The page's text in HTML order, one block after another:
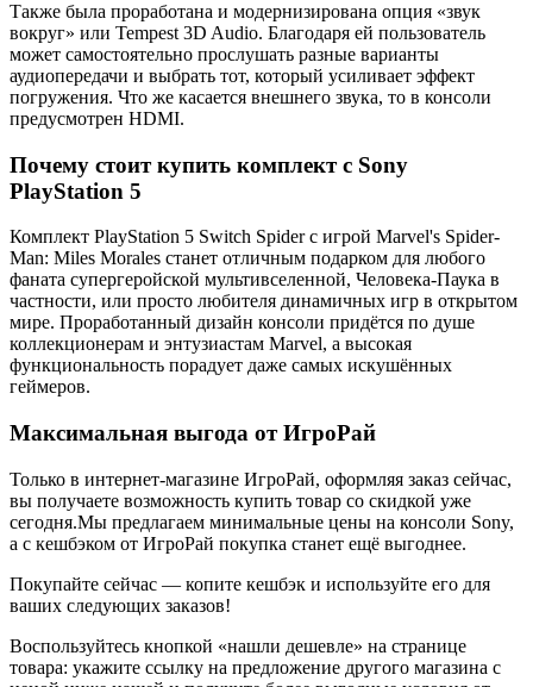
Также была проработана и модернизирована опция «звук
вокруг» или Tempest 3D Audio. Благодаря ей пользователь
может самостоятельно прослушать разные варианты
аудиопередачи и выбрать тот, который усиливает эффект
погружения. Что же касается внешнего звука, то в консоли
предусмотрен HDMI.
Почему стоит купить комплект с Sony
PlayStation 5
Комплект PlayStation 5 Switch Spider с игрой Marvel's Spider-
Man: Miles Morales станет отличным подарком для любого
фаната супергеройской мультивселенной, Человека-Паука в
частности, или просто любителя динамичных игр в открытом
мире. Проработанный дизайн консоли придётся по душе
коллекционерам и энтузиастам Marvel, а высокая
функциональность порадует даже самых искушённых
геймеров.
Максимальная выгода от ИгроРай
Только в интернет-магазине ИгроРай, оформляя заказ сейчас,
вы получаете возможность купить товар со скидкой уже
сегодня.Мы предлагаем минимальные цены на консоли Sony,
а с кешбэком от ИгроРай покупка станет ещё выгоднее.
Покупайте сейчас — копите кешбэк и используйте его для
ваших следующих заказов!
Воспользуйтесь кнопкой «нашли дешевле» на странице
товара: укажите ссылку на предложение другого магазина с